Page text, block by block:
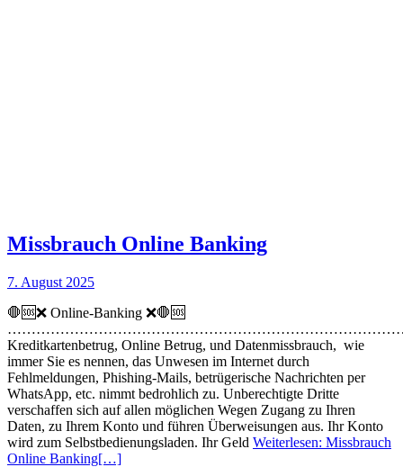
Missbrauch Online Banking
7. August 2025
🛑🆘❌ Online-Banking ❌🛑🆘
Kreditkartenbetrug, Online Betrug, und Datenmissbrauch, wie
immer Sie es nennen, das Unwesen im Internet durch
Fehlmeldungen, Phishing-Mails, betrügerische Nachrichten per
WhatsApp, etc. nimmt bedrohlich zu. Unberechtigte Dritte
verschaffen sich auf allen möglichen Wegen Zugang zu Ihren
Daten, zu Ihrem Konto und führen Überweisungen aus. Ihr Konto
wird zum Selbstbedienungsladen. Ihr Geld Weiterlesen: Missbrauch
Online Banking[…]